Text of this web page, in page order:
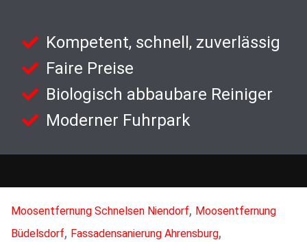
Kompetent, schnell, zuverlässig
Faire Preise
Biologisch abbaubare Reiniger
Moderner Fuhrpark
Moosentfernung Schnelsen Niendorf, Moosentfernung
Büdelsdorf, Fassadensanierung Ahrensburg,